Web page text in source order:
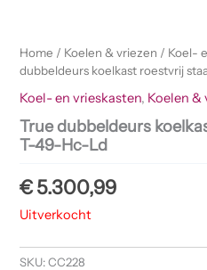
Home / Koelen & vriezen / Koel-
dubbeldeurs koelkast roestvrij
Koel- en vrieskasten, Koelen &
True dubbeldeurs
T-49-Hc-Ld
€5.300,99
Uitverkocht
SKU:CC228